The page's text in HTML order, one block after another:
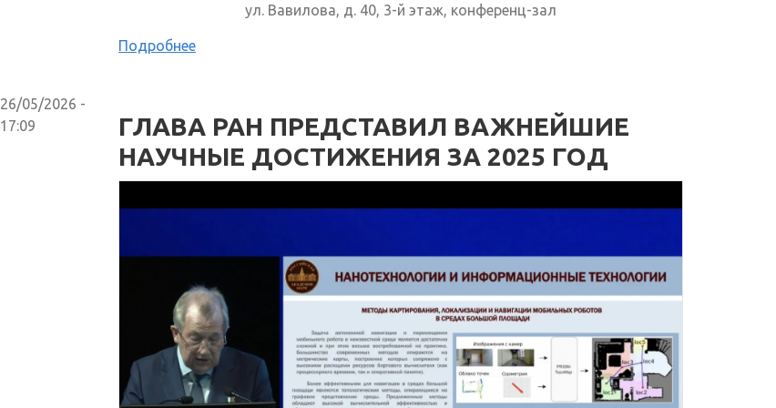
ул. Вавилова, д. 40, 3-й этаж, конференц-зал
Подробнее
26/05/2026 -
17:09
ГЛАВА РАН ПРЕДСТАВИЛ ВАЖНЕЙШИЕ
НАУЧНЫЕ ДОСТИЖЕНИЯ ЗА 2025 ГОД